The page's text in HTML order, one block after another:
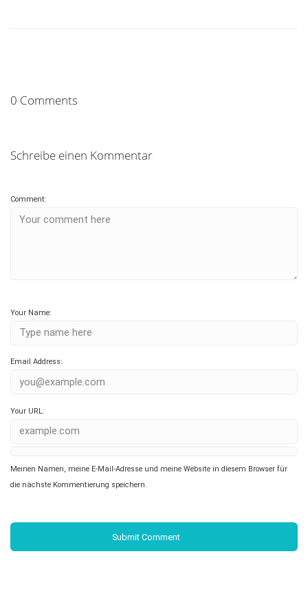
0 Comments
Schreibe einen Kommentar
Comment:
Your Name:
Email Address:
Your URL:
Meinen Namen, meine E-Mail-Adresse und meine Website in diesem Browser für
die nächste Kommentierung speichern.